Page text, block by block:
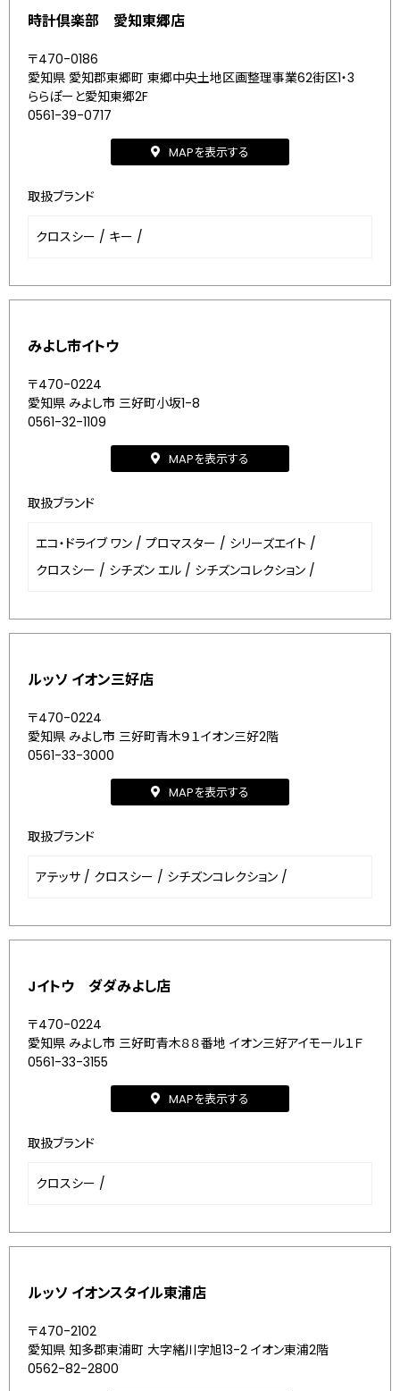
時計倶楽部 愛知東郷店
〒470-0186
愛知県 愛知郡東郷町 東郷中央土地区画整理事業62街区1・3
ららぽーと愛知東郷2F
0561-39-0717
MAPを表示する
取扱ブランド
クロスシー / キー /
みよし市イトウ
〒470-0224
愛知県 みよし市 三好町小坂1-8
0561-32-1109
MAPを表示する
取扱ブランド
エコ・ドライブ ワン / プロマスター / シリーズエイト /
クロスシー / シチズン エル / シチズンコレクション /
ルッソ イオン三好店
〒470-0224
愛知県 みよし市 三好町青木９１イオン三好2階
0561-33-3000
MAPを表示する
取扱ブランド
アテッサ / クロスシー / シチズンコレクション /
Jイトウ ダダみよし店
〒470-0224
愛知県 みよし市 三好町青木８８番地 イオン三好アイモール１Ｆ
0561-33-3155
MAPを表示する
取扱ブランド
クロスシー /
ルッソ イオンスタイル東浦店
〒470-2102
愛知県 知多郡東浦町 大字緒川字旭13-2 イオン東浦2階
0562-82-2800